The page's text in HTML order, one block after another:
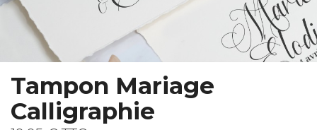
Tampon Mariage
Calligraphie